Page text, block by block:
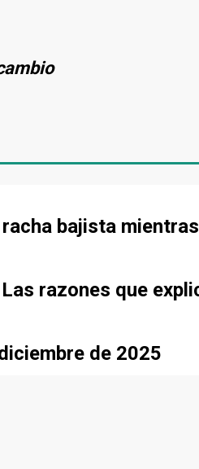
bajista
razones que
de 2025